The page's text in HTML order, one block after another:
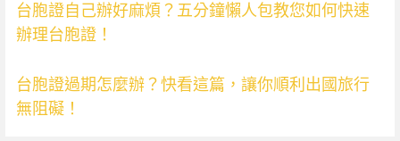
台胞證自己辦好麻煩？五分鐘懶人包教您如何快速
辦理台胞證！
台胞證過期怎麼辦？快看這篇，讓你順利出國旅行
無阻礙！